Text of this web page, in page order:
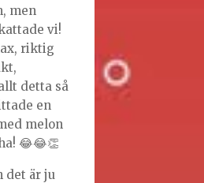
men
vi!
riktig
detta så
en
melon
😂😂👏
det är ju